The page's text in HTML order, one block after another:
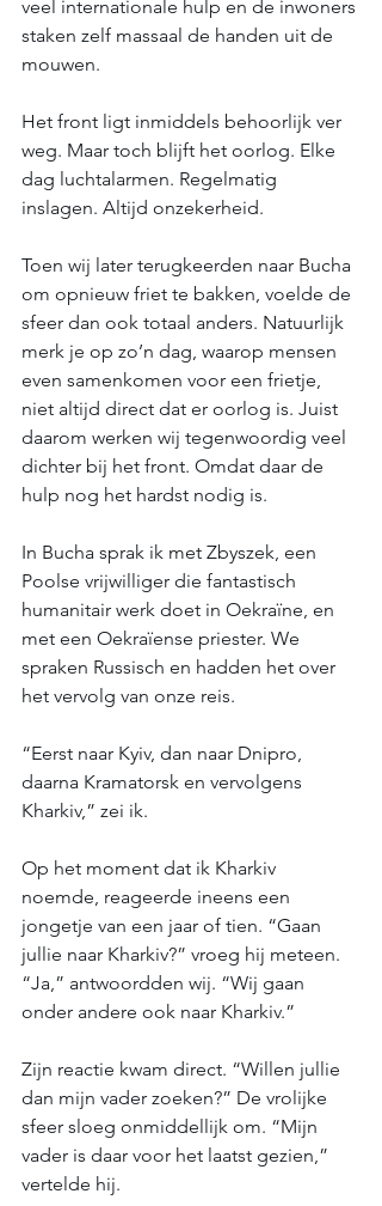
veel internationale hulp en de inwoners
staken zelf massaal de handen uit de
mouwen.
Het front ligt inmiddels behoorlijk ver
weg. Maar toch blijft het oorlog. Elke
dag luchtalarmen. Regelmatig
inslagen. Altijd onzekerheid.
Toen wij later terugkeerden naar Bucha
om opnieuw friet te bakken, voelde de
sfeer dan ook totaal anders. Natuurlijk
merk je op zo’n dag, waarop mensen
even samenkomen voor een frietje,
niet altijd direct dat er oorlog is. Juist
daarom werken wij tegenwoordig veel
dichter bij het front. Omdat daar de
hulp nog het hardst nodig is.
In Bucha sprak ik met Zbyszek, een
Poolse vrijwilliger die fantastisch
humanitair werk doet in Oekraïne, en
met een Oekraïense priester. We
spraken Russisch en hadden het over
het vervolg van onze reis.
“Eerst naar Kyiv, dan naar Dnipro,
daarna Kramatorsk en vervolgens
Kharkiv,” zei ik.
Op het moment dat ik Kharkiv
noemde, reageerde ineens een
jongetje van een jaar of tien. “Gaan
jullie naar Kharkiv?” vroeg hij meteen.
“Ja,” antwoordden wij. “Wij gaan
onder andere ook naar Kharkiv.”
Zijn reactie kwam direct. “Willen jullie
dan mijn vader zoeken?” De vrolijke
sfeer sloeg onmiddellijk om. “Mijn
vader is daar voor het laatst gezien,”
vertelde hij.